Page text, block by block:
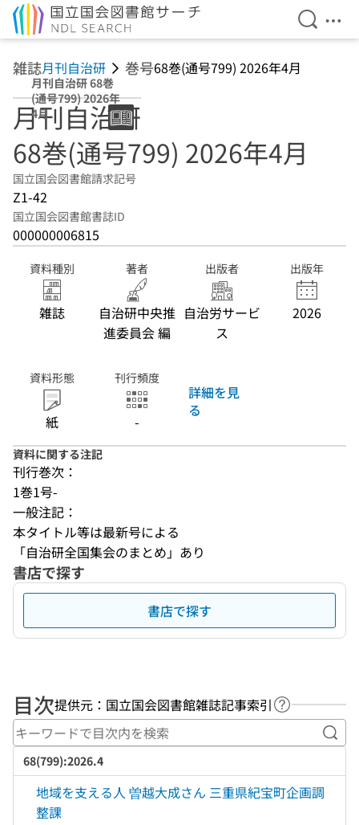
検索を
メ
雑誌月刊自治研 巻号68巻(通号799) 2026年4月
月刊自治研 68巻
(通号799) 2026年
4月
月刊自治研
68巻(通号799) 2026年4月
国立国会図書館請求記号
Z1-42
国立国会図書館書誌ID
000000006815
資料種別
雑誌
著者
自治研中央推
進委員会 編
出版者
自治労サービ
ス
出版年
2026
資料形態
紙
刊行頻度
-
詳細を見
る
資料に関する注記
刊行巻次：
1巻1号-
一般注記：
本タイトル等は最新号による
「自治研全国集会のまとめ」あり
書店で探す
書店で探す
目次提供元：国立国会図書館雑誌記事索引 ヘルプペー
キ
68(799):2026.4
地域を支える人 曽越大成さん 三重県紀宝町企画調
整課